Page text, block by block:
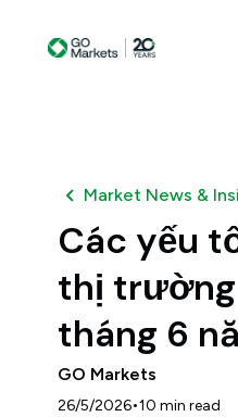
Market News &
Các yếu
thị
tháng 6
GO Markets
26/5/2026•10 min read